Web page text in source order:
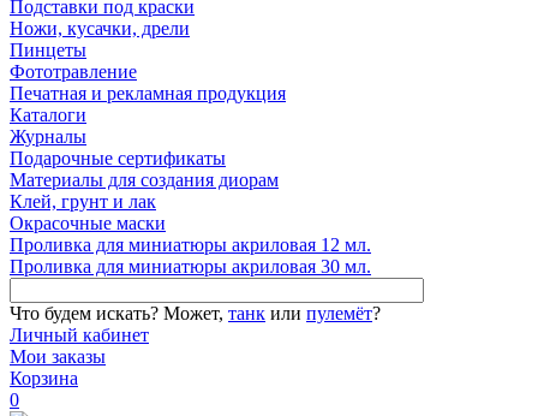
Подставки под краски
Ножи, кусачки, дрели
Пинцеты
Фототравление
Печатная и рекламная продукция
Каталоги
Журналы
Подарочные сертификаты
Материалы для создания диорам
Клей, грунт и лак
Окрасочные маски
Проливка для миниатюры акриловая 12 мл.
Проливка для миниатюры акриловая 30 мл.
Что будем искать? Может, танк или пулемёт?
Личный кабинет
Мои заказы
Корзина
0